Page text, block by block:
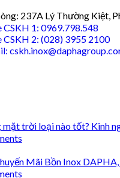
237A Lý Thường Kiệt,
CSKH 1: 0969.798.548
CSKH 2: (028) 3955 2100
trời loại nào tốt? Kinh
Mãi Bồn Inox